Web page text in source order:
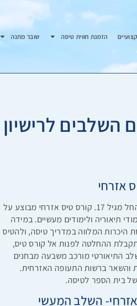
הזמנת חווית טיסה שובר מתנה
השלבים לרישיון
אזרחי
על פי חוק, בישראל ניתן להנפיק רישיון טייס אזרחי החל מגיל 17. קורס טיס אזרחי מבוצע על
ססנה 172, ומורכב מלימודי תיאוריה ולימודים מעשיים. במידה
היכרות המלווה במדריך טיסה, ולהטיס
ההחלטה לפנות אל קורס טיס,
התיאורטי מורכב משבעה מבחנים
והשאר ברשות התעופה האזרחית.
של בית הספר לטיסה.
אזרחי- השלב המעשי